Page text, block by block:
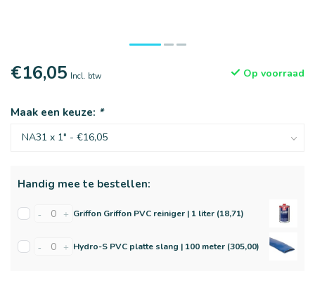
€16,05 Incl. btw Op voorraad
Maak een keuze: *
Handig mee te bestellen:
- + Griffon Griffon PVC reiniger | 1 liter (18,71)
- + Hydro-S PVC platte slang | 100 meter (305,00)